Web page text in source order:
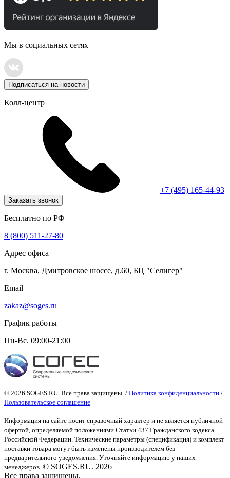
Мы в социальных сетях
Подписаться на новости
Колл-центр
+7 (495) 165-44-93
Заказать звонок
Бесплатно по РФ
8 (800) 511-27-80
Адрес офиса
г. Москва, Дмитровское шоссе, д.60, БЦ "Селигер"
Email
zakaz@soges.ru
График работы
Пн-Вс. 09:00-21:00
© 2026 SOGES.RU. Все права защищены. / Политика конфиденциальности /
Пользовательское соглашение
Информация на сайте носит справочный характер и не является публичной
офертой , определяемой положениями Статьи 437 Гражданского кодекса
Российской Федерации. Технические параметры (спецификация) и комплект
поставки товара могут быть изменены производителем без
предварительного уведомления. Уточняйте информацию у наших
менеджеров. © SOGES.RU. 2026
Все права защищены.